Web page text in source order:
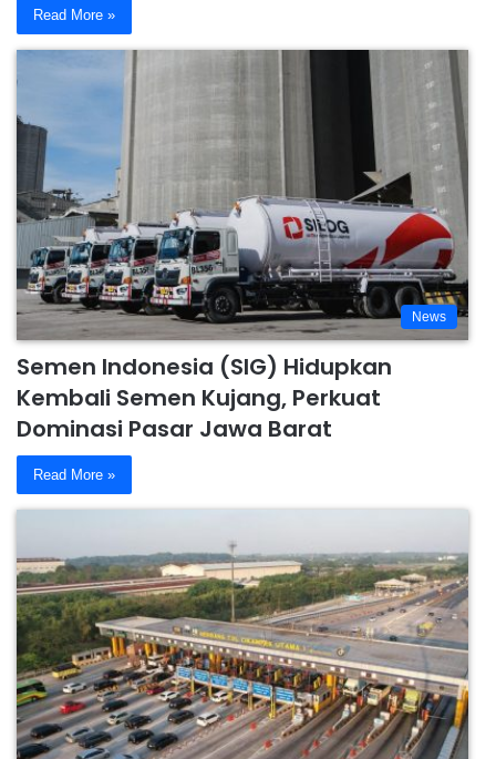
Read More »
News
Semen Indonesia (SIG) Hidupkan
Kembali Semen Kujang, Perkuat
Dominasi Pasar Jawa Barat
Read More »